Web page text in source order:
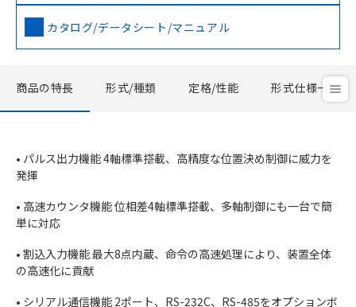
カタログ/データシート/マニュアル
商品の特長 形式/種類 定格/性能 形式仕様一覧
• パルス出力機能 4軸標準搭載、高精度な位置決め制御に威力を
発揮
• 高速カウンタ機能 位相差4軸標準搭載、多軸制御にも一台で簡
単に対応
• 割込入力機能 最大8点内蔵、命令の高速処理により、装置全体
の高速化に貢献
• シリアル通信機能 2ポート、RS-232C、RS-485をオプションボ